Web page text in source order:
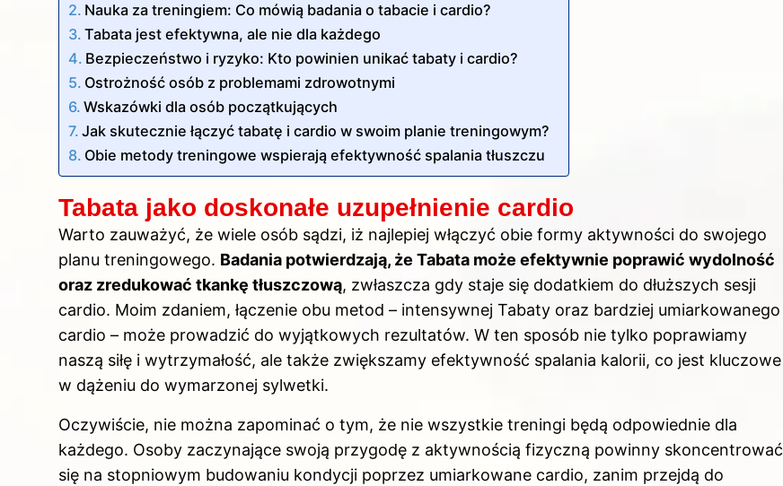
Nauka za treningiem: Co mówią badania o tabacie i cardio?
Tabata jest efektywna, ale nie dla każdego
Bezpieczeństwo i ryzyko: Kto powinien unikać tabaty i cardio?
Ostrożność osób z problemami zdrowotnymi
Wskazówki dla osób początkujących
Jak skutecznie łączyć tabatę i cardio w swoim planie treningowym?
Obie metody treningowe wspierają efektywność spalania tłuszczu
Tabata jako doskonałe uzupełnienie cardio
Warto zauważyć, że wiele osób sądzi, iż najlepiej włączyć obie formy aktywności do swojego
planu treningowego. Badania potwierdzają, że Tabata może efektywnie poprawić wydolność
oraz zredukować tkankę tłuszczową, zwłaszcza gdy staje się dodatkiem do dłuższych sesji
cardio. Moim zdaniem, łączenie obu metod – intensywnej Tabaty oraz bardziej umiarkowanego
cardio – może prowadzić do wyjątkowych rezultatów. W ten sposób nie tylko poprawiamy
naszą siłę i wytrzymałość, ale także zwiększamy efektywność spalania kalorii, co jest kluczowe
w dążeniu do wymarzonej sylwetki.
Oczywiście, nie można zapominać o tym, że nie wszystkie treningi będą odpowiednie dla
każdego. Osoby zaczynające swoją przygodę z aktywnością fizyczną powinny skoncentrować
się na stopniowym budowaniu kondycji poprzez umiarkowane cardio, zanim przejdą do